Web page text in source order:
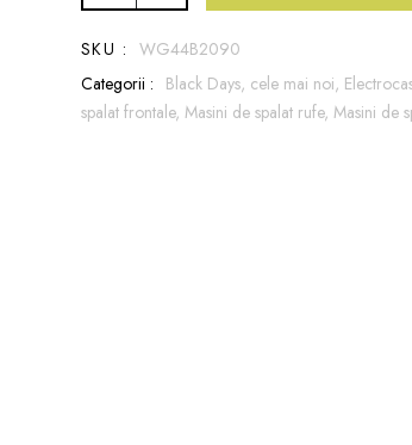
SKU : WG44B2090
Categorii : Black Days, cele mai noi,
spalat frontale, Masini de spalat rufe, Masini de